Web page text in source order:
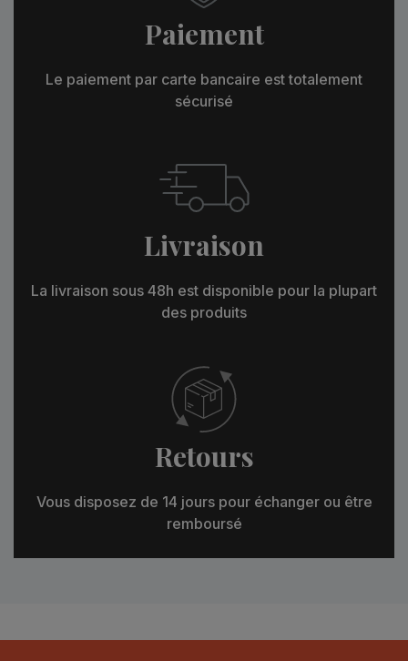
Paiement
Le paiement par carte bancaire est totalement
sécurisé
Livraison
La livraison sous 48h est disponible pour la plupart
des produits
Retours
Vous disposez de 14 jours pour échanger ou être
remboursé